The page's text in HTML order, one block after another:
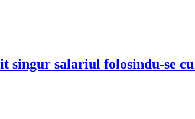
singur salariul folosindu-se